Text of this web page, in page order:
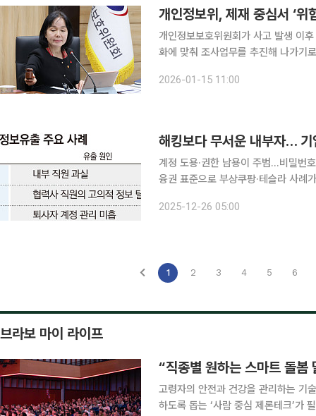
개인정보위, 제재 중심서 ‘위
개인정보보호위원회가 사고 발생 이
화에 맞춰 조사업무를 추진해 나가기
이다. 14일 개인정보위는 제1회 전
2026-01-15 11:00
해킹보다 무서운 내부자… 기
계정 도용·권한 남용이 주범…비밀번
융권 표준으로 부상쿠팡·테슬라 사례가 경고…
‘인재(人災)’가 기업 보안의 최대 리
2025-12-26 05:00
1 2 3 4 5 6
브라보 마이 라이프
“직종별 원하는 스마트 돌봄
고령자의 안전과 건강을 관리하는 기
하도록 돕는 ‘사람 중심 제론테크’가 필요하다는 의견이